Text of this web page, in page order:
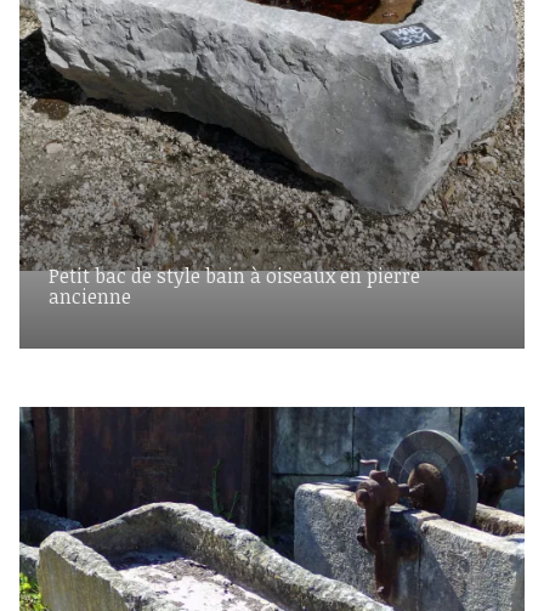
Petit bac de style bain à oiseaux en pierre
ancienne